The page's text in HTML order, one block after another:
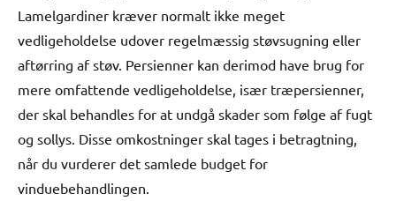
Lamelgardiner kræver normalt ikke meget
vedligeholdelse udover regelmæssig støvsugning eller
aftørring af støv. Persienner kan derimod have brug for
mere omfattende vedligeholdelse, især træpersienner,
der skal behandles for at undgå skader som følge af fugt
og sollys. Disse omkostninger skal tages i betragtning,
når du vurderer det samlede budget for
vinduebehandlingen.